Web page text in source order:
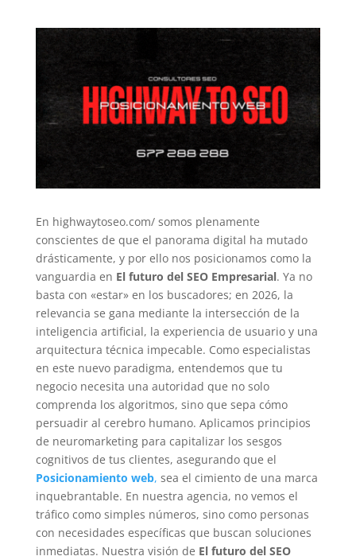
En highwaytoseo.com/ somos plenamente
conscientes de que el panorama digital ha mutado
drásticamente, y por ello nos posicionamos como la
vanguardia en El futuro del SEO Empresarial. Ya no
basta con «estar» en los buscadores; en 2026, la
relevancia se gana mediante la intersección de la
inteligencia artificial, la experiencia de usuario y una
arquitectura técnica impecable. Como especialistas
en este nuevo paradigma, entendemos que tu
negocio necesita una autoridad que no solo
comprenda los algoritmos, sino que sepa cómo
persuadir al cerebro humano. Aplicamos principios
de neuromarketing para capitalizar los sesgos
cognitivos de tus clientes, asegurando que el
Posicionamiento web, sea el cimiento de una marca
inquebrantable. En nuestra agencia, no vemos el
tráfico como simples números, sino como personas
con necesidades específicas que buscan soluciones
inmediatas. Nuestra visión de El futuro del SEO